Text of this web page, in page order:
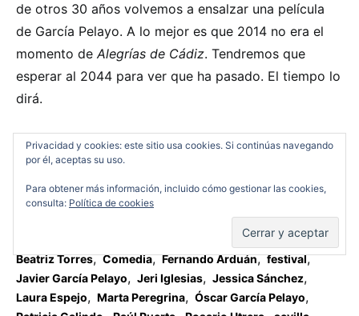
de otros 30 años volvemos a ensalzar una película
de García Pelayo. A lo mejor es que 2014 no era el
momento deAlegrías de Cádiz. Tendremos que
esperar al 2044 para ver que ha pasado. El tiempo lo
dirá.
Chema AR
Beatriz Torres, Comedia, Fernando Arduán, festival,
Javier García Pelayo, Jeri Iglesias, Jessica Sánchez,
Laura Espejo, Marta Peregrina, Óscar García Pelayo,
Privacidad y cookies: este sitio usa cookies. Si continúas navegando
por él, aceptas su uso.
Para obtener más información, incluido cómo gestionar las cookies,
consulta: Política de cookies